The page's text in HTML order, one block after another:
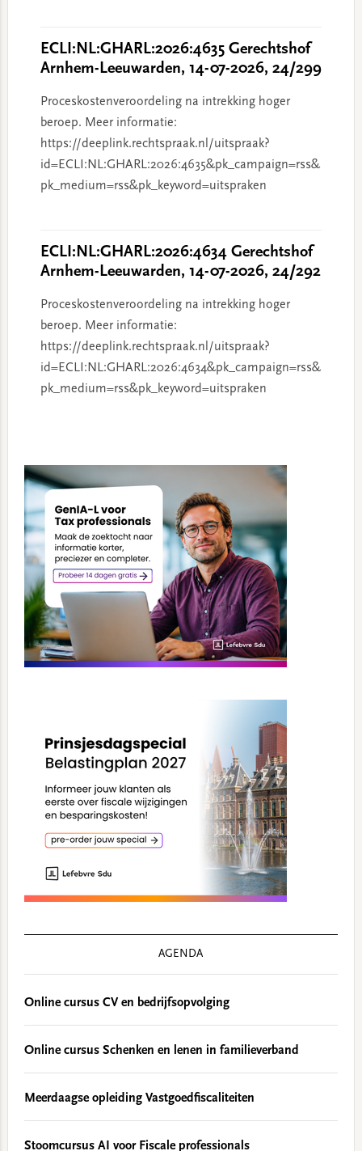
ECLI:NL:GHARL:2026:4635 Gerechtshof
Arnhem-Leeuwarden, 14-07-2026, 24/299
Proceskostenveroordeling na intrekking hoger
beroep. Meer informatie:
https://deeplink.rechtspraak.nl/uitspraak?
id=ECLI:NL:GHARL:2026:4635&pk_campaign=rss&
pk_medium=rss&pk_keyword=uitspraken
ECLI:NL:GHARL:2026:4634 Gerechtshof
Arnhem-Leeuwarden, 14-07-2026, 24/292
Proceskostenveroordeling na intrekking hoger
beroep. Meer informatie:
https://deeplink.rechtspraak.nl/uitspraak?
id=ECLI:NL:GHARL:2026:4634&pk_campaign=rss&
pk_medium=rss&pk_keyword=uitspraken
Sidebar
AGENDA
Online cursus CV en bedrijfsopvolging
Online cursus Schenken en lenen in familieverband
Meerdaagse opleiding Vastgoedfiscaliteiten
Stoomcursus AI voor Fiscale professionals